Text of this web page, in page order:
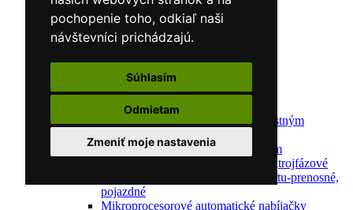
pochopenie toho, odkiaľ naši
návštevníci prichádzajú.
Súhlasím
Odmietam
Zmeniť moje nastavenia
Navijaky
Navijaky ručné
Navijaky elektrické
Reťazové kladkostroje
Náradie pre uloženie brzdového systému
Nástroje pre autookná
Nabíjačky/Štartéry
Automatické nabíjačky
Automatické nabíjačky s bezpečnostným
automatickým štartom
Nabíjačky/Štartéry s bezpečnostným
automatickým štartom-jednofázové,trojfázové
Dielenské nabíjačky s funkciou štartu-prenosné,
pojazdné
Mikroprocesorové automatické nabíjačky